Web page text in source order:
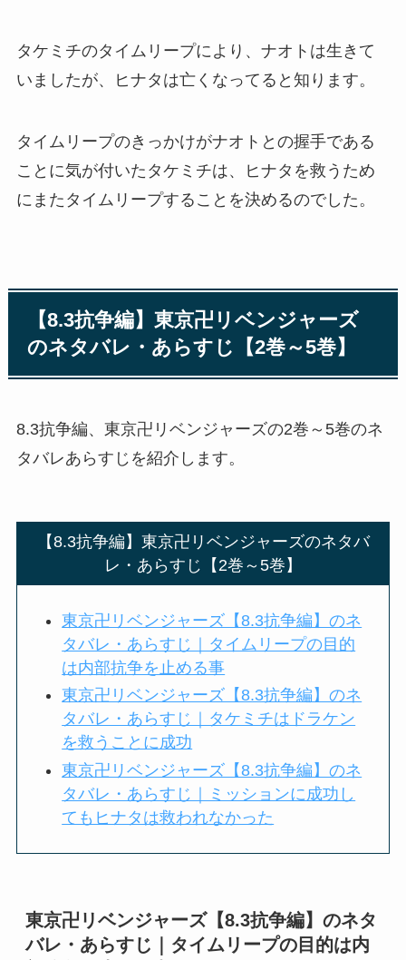
タケミチのタイムリープにより、ナオトは生きて
いましたが、ヒナタは亡くなってると知ります。
タイムリープのきっかけがナオトとの握手である
ことに気が付いたタケミチは、ヒナタを救うため
にまたタイムリープすることを決めるのでした。
【8.3抗争編】東京卍リベンジャーズ
のネタバレ・あらすじ【2巻～5巻】
8.3抗争編、東京卍リベンジャーズの2巻～5巻のネ
タバレあらすじを紹介します。
【8.3抗争編】東京卍リベンジャーズのネタバ
レ・あらすじ【2巻～5巻】
東京卍リベンジャーズ【8.3抗争編】のネ
タバレ・あらすじ｜タイムリープの目的
は内部抗争を止める事
東京卍リベンジャーズ【8.3抗争編】のネ
タバレ・あらすじ｜タケミチはドラケン
を救うことに成功
東京卍リベンジャーズ【8.3抗争編】のネ
タバレ・あらすじ｜ミッションに成功し
てもヒナタは救われなかった
東京卍リベンジャーズ【8.3抗争編】のネタ
バレ・あらすじ｜タイムリープの目的は内